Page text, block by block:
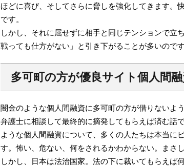
ほどに喜び、そしてさらに脅しを強化してきます。
です。
しかし、それに屈せずに相手と同じテンションで立
戦っても仕方がない」と引き下がることが多いのです
多可町の方が優良サイト個人間
闇金のような個人間融資に多可町の方が借りないよ
弁護士に相談して最終的に摘発してもらえば済む話
ような個人間融資について、多くの人たちは本当に
す。怖い、危ない、何をされるかわからない。まさ
しかし、日本は法治国家。法の下に裁いてもらえば